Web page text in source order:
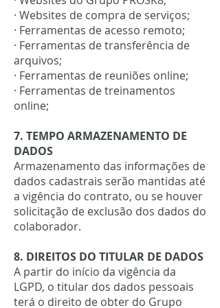
· Websites de compra de serviços;
· Ferramentas de acesso remoto;
· Ferramentas de transferência de
arquivos;
· Ferramentas de reuniões online;
· Ferramentas de treinamentos
online;
7. TEMPO ARMAZENAMENTO DE
DADOS
Armazenamento das informações de
dados cadastrais serão mantidas até
a vigência do contrato, ou se houver
solicitação de exclusão dos dados do
colaborador.
8. DIREITOS DO TITULAR DE DADOS
A partir do início da vigência da
LGPD, o titular dos dados pessoais
terá o direito de obter do Grupo